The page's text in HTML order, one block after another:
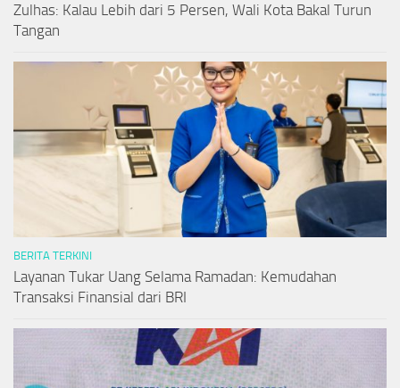
Zulhas: Kalau Lebih dari 5 Persen, Wali Kota Bakal Turun
Tangan
BERITA TERKINI
Layanan Tukar Uang Selama Ramadan: Kemudahan
Transaksi Finansial dari BRI